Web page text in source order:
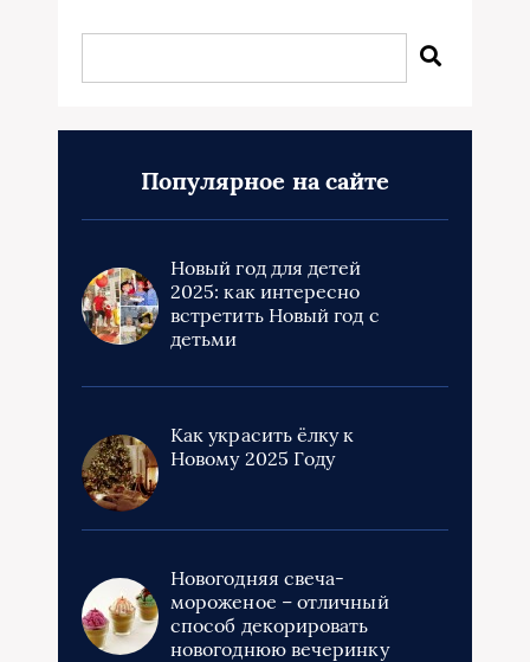
Популярное на сайте
Новый год для детей
2025: как интересно
встретить Новый год с
детьми
Как украсить ёлку к
Новому 2025 Году
Новогодняя свеча-
мороженое – отличный
способ декорировать
новогоднюю вечеринку